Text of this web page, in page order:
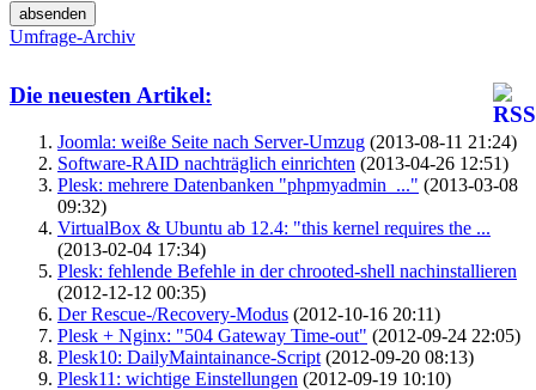
Umfrage-Archiv
Die neuesten Artikel:
Joomla: weiße Seite nach Server-Umzug (2013-08-11 21:24)
Software-RAID nachträglich einrichten (2013-04-26 12:51)
Plesk: mehrere Datenbanken "phpmyadmin_..." (2013-03-08
09:32)
VirtualBox & Ubuntu ab 12.4: "this kernel requires the ...
(2013-02-04 17:34)
Plesk: fehlende Befehle in der chrooted-shell nachinstallieren
(2012-12-12 00:35)
Der Rescue-/Recovery-Modus (2012-10-16 20:11)
Plesk + Nginx: "504 Gateway Time-out" (2012-09-24 22:05)
Plesk10: DailyMaintainance-Script (2012-09-20 08:13)
Plesk11: wichtige Einstellungen (2012-09-19 10:10)